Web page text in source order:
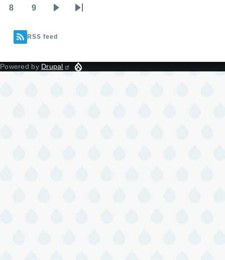
page
page
8 9
Last
RSS feed
Powered by Drupal